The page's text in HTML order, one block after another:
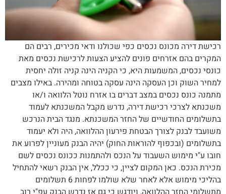
רכישת דירה מכונס נכסים כפי שכולנו ודאי מכירים, רבים הם
המקרים בהם אזרחים פונים להציע הצעות לרכישת נכסים מאת
כונסי נכסים, המשמעות היא, כי הקניה הינה קניה זולה יחסית
למחיר השוק וכן העסקה הינה עסקה בטוחה ומהירה. באילו מצבים
מתמנה כונס נכסים במצב דברים בו אזרח נוטל הלוואה ו/או
משכנתא לצרכי רכישת דירה, נדרש מקבל המשכנתא לעמוד
בתשלומים החודשיים של החזר המשכנתא. מנגד הבית הנרכש
משועבד לבנק לצורך הבטחת פירעון ההלוואה, היה ולא יעמוד
בתשלומים (ובכפוף להוראות החוק) יהיה הבנק מעוניין לפרוע את
חובו ע"י מימוש השעבוד על הנכס ולהתמנות ככונס נכסים לשם
מכירת הנכס. כאן המקום לציין, כי ככלל, אין הבנק רשאי להתחיל
בהליכי מימוש אלא לאחר שלא שולמו לפחות 6 תשלומים